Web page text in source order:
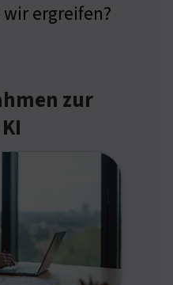
ergreifen?
zur